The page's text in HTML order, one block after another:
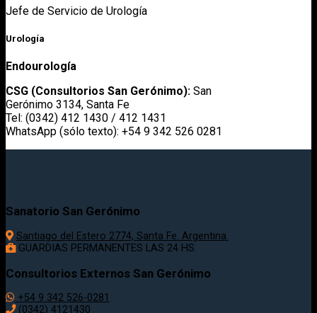
Jefe de Servicio de Urología
Urología
Endourología
CSG (Consultorios San Gerónimo): San
Gerónimo 3134, Santa Fe
Tel: (0342) 412 1430 / 412 1431
WhatsApp (sólo texto): +54 9 342 526 0281
Sanatorio San Gerónimo
Santiago del Estero 2774, Santa Fe. Argentina.
GUARDIAS PERMANENTES LAS 24 HS.
Consultorios Externos San Gerónimo
+54 9 342 526-0281
(0342) 4121430